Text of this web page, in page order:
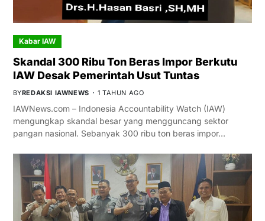
Kabar IAW
Skandal 300 Ribu Ton Beras Impor Berkutu
IAW Desak Pemerintah Usut Tuntas
BYREDAKSI IAWNEWS 1 TAHUN AGO
IAWNews.com – Indonesia Accountability Watch (IAW)
mengungkap skandal besar yang mengguncang sektor
pangan nasional. Sebanyak 300 ribu ton beras impor…